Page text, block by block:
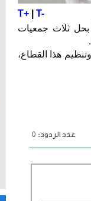
T+| T-
بحل ثلاث جمعيات
هذا القطاع،
عدد الردود: 0